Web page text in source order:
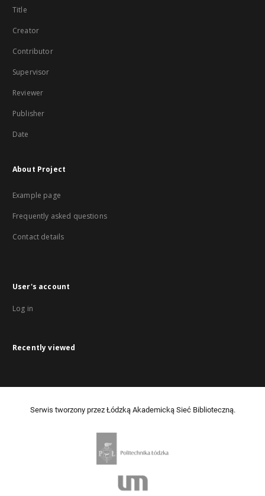
Title
Creator
Contributor
Supervisor
Reviewer
Publisher
Date
About Project
Example page
Frequently asked questions
Contact details
User's account
Log in
Recently viewed
Serwis tworzony przez Łódzką Akademicką Sieć Biblioteczną.